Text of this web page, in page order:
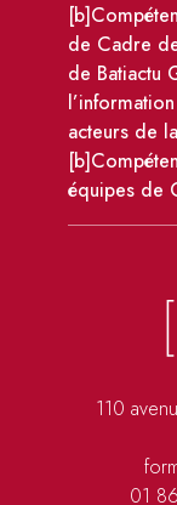
de Cadre
de Batiactu
acteurs de
équipes de
110
01